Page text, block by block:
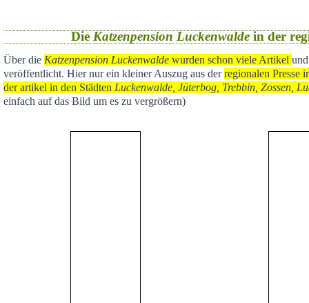
Die Katzenpension Luckenwaldein der
Über die Katzenpension Luckenwalde wurden schon viele Artikel
veröffentlicht. Hier nur ein kleiner Auszug aus derregionalen Presse
der artikel in den Städten Luckenwalde, Jüterbog, Trebbin, Zossen,
einfach auf das Bild um es zu vergrößern)